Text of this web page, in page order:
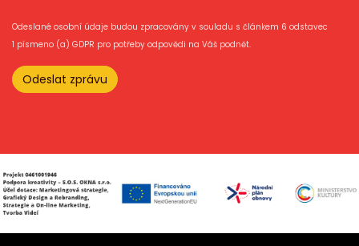
Odeslané osobní údaje budou zpracovány v souladu s článkem 6 odstavec
1 písmeno (a) GDPR pro potřeby odpovědi na Váš podnět.